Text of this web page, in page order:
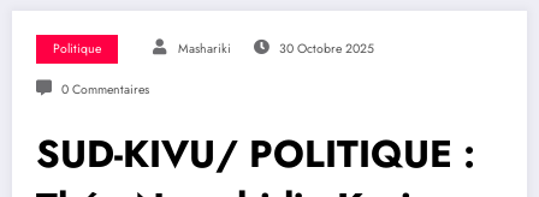
Politique Mashariki 30 Octobre 2025
0 Commentaires
SUD-KIVU/ POLITIQUE :